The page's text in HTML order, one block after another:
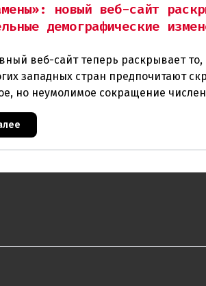
новый веб-сайт
демографические
веб-сайт теперь раскрывает то,
западных стран предпочитают
но неумолимое сокращение
европейского происхождения. «Часы